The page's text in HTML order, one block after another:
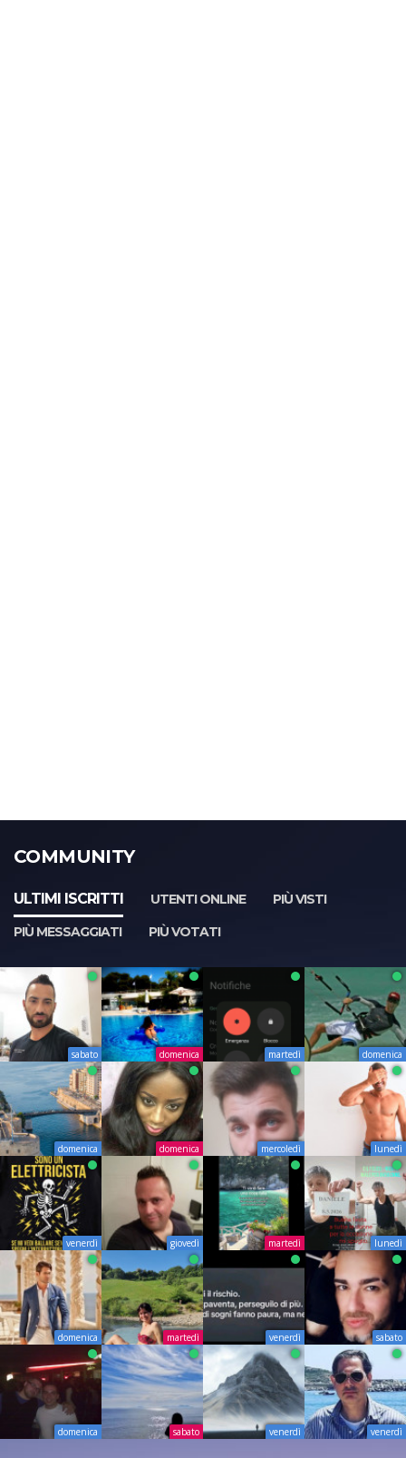
COMMUNITY
ULTIMI ISCRITTI UTENTI ONLINE
PIÙ VISTI
PIÙ MESSAGGIATI
PIÙ VOTATI
sabato domenica martedì domenica
domenica domenica mercoledì lunedì
venerdì giovedì martedì lunedì
domenica martedì venerdì sabato
domenica sabato venerdì venerdì